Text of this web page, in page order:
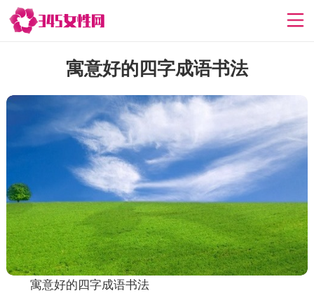
寓意好的四字成语书法
寓意好的四字成语书法